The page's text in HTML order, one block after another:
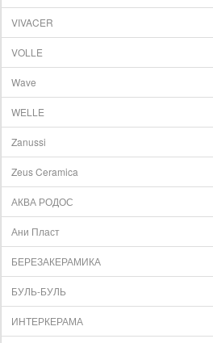
VIVACER
VOLLE
Wave
WELLE
Zanussi
Zeus Ceramica
АКВА РОДОС
Ани Пласт
БЕРЕЗАКЕРАМИКА
БУЛЬ-БУЛЬ
ИНТЕРКЕРАМА